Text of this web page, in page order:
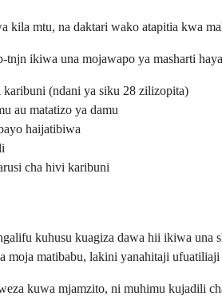
kila mtu, na daktari wako atapitia kwa
tnjn ikiwa una mojawapo ya masharti
(ndani ya siku 28 zilizopita)
au matatizo ya damu
haijatibiwa
cha hivi karibuni
kuhusu kuagiza dawa hii ikiwa
moja matibabu, lakini yanahitaji ufuatiliaji
kuwa mjamzito, ni muhimu kujadili